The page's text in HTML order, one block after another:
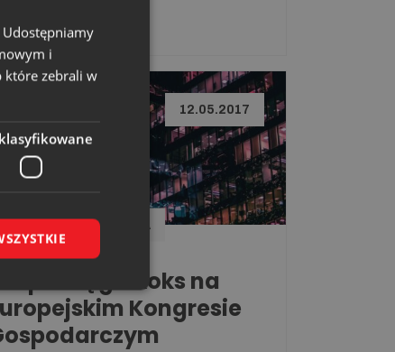
12.05.2017
WĘGLOKOKS ENERGIA
Grupa Węglokoks na
Kongresie
i
które zebrali w